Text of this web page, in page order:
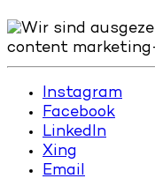
Instagram
Facebook
LinkedIn
Xing
Email